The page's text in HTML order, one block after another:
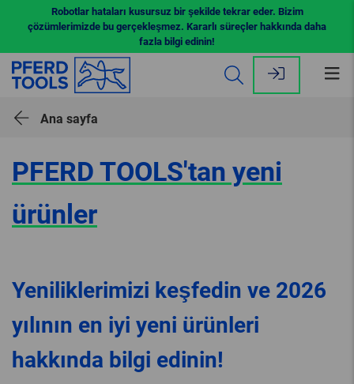
Robotlar hataları kusursuz bir şekilde tekrar eder. Bizim
çözümlerimizde bu gerçekleşmez. Kararlı süreçler hakkında daha
fazla bilgi edinin!
Ana sayfa
PFERD TOOLS'tan yeni
ürünler
Yeniliklerimizi keşfedin ve 2026
yılının en iyi yeni ürünleri
hakkında bilgi edinin!